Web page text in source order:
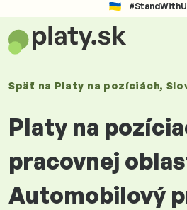
Späť na Platy na pozíciách,
Platy na
pracovnej
Automobilový